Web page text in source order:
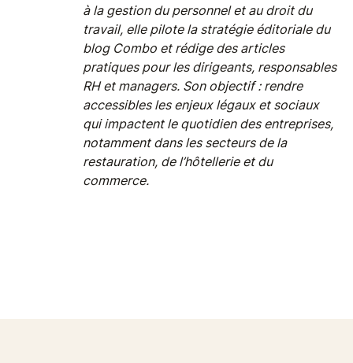
à la gestion du personnel et au droit du
travail, elle pilote la stratégie éditoriale du
blog Combo et rédige des articles
pratiques pour les dirigeants, responsables
RH et managers. Son objectif : rendre
accessibles les enjeux légaux et sociaux
qui impactent le quotidien des entreprises,
notamment dans les secteurs de la
restauration, de l’hôtellerie et du
commerce.